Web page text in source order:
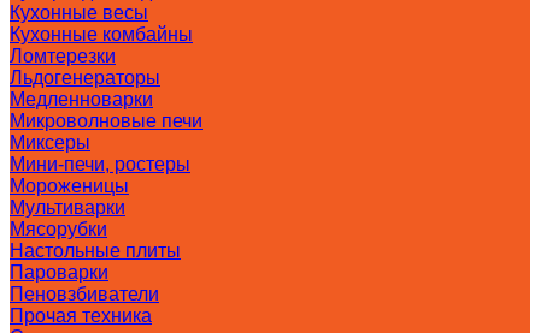
Кухонные весы
Кухонные комбайны
Ломтерезки
Льдогенераторы
Медленноварки
Микроволновые печи
Миксеры
Мини-печи, ростеры
Мороженицы
Мультиварки
Мясорубки
Настольные плиты
Пароварки
Пеновзбиватели
Прочая техника